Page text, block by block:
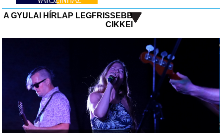
A GYULAI HÍRLAP LEGFRISSEBB
CIKKEI